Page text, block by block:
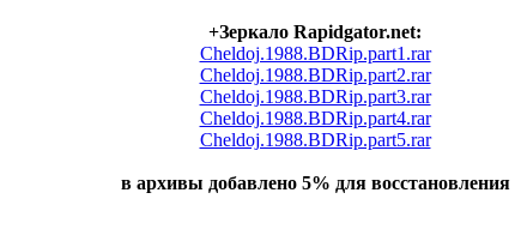
+Зеркало Rapidgator.net:
Cheldoj.1988.BDRip.part1.rar
Cheldoj.1988.BDRip.part2.rar
Cheldoj.1988.BDRip.part3.rar
Cheldoj.1988.BDRip.part4.rar
Cheldoj.1988.BDRip.part5.rar
в архивы добавлено 5% для восстановления